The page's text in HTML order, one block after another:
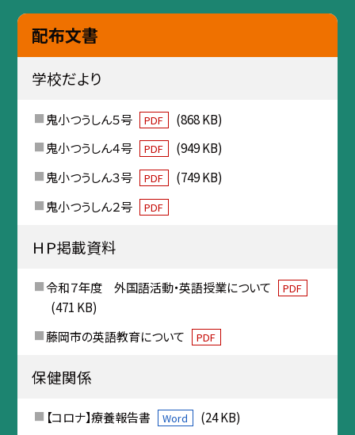
配布文書
学校だより
鬼小つうしん５号 PDF
(868 KB)
鬼小つうしん４号
PDF
(949 KB)
鬼小つうしん３号
PDF
(749 KB)
鬼小つうしん２号
PDF
ＨＰ掲載資料
令和７年度 外国語活動・英語授業について PDF
(471 KB)
藤岡市の英語教育について
PDF
保健関係
【コロナ】療養報告書 Word
(24 KB)